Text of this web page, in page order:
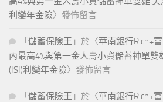
利變年金險〉發佈留言
「 儲蓄保險王 」於〈華南銀行Rich+
內最高4%與第一金人壽小資儲蓄神單雙
(ISI)利變年金險〉發佈留言
「 儲蓄保險王 」於〈華南銀行Rich+